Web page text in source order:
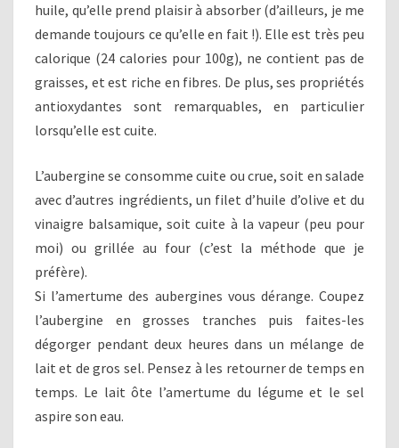
huile, qu’elle prend plaisir à absorber (d’ailleurs, je me
demande toujours ce qu’elle en fait !). Elle est très peu
calorique (24 calories pour 100g), ne contient pas de
graisses, et est riche en fibres. De plus, ses propriétés
antioxydantes sont remarquables, en particulier
lorsqu’elle est cuite.
L’aubergine se consomme cuite ou crue, soit en salade
avec d’autres ingrédients, un filet d’huile d’olive et du
vinaigre balsamique, soit cuite à la vapeur (peu pour
moi) ou grillée au four (c’est la méthode que je
préfère).
Si l’amertume des aubergines vous dérange. Coupez
l’aubergine en grosses tranches puis faites-les
dégorger pendant deux heures dans un mélange de
lait et de gros sel. Pensez à les retourner de temps en
temps. Le lait ôte l’amertume du légume et le sel
aspire son eau.